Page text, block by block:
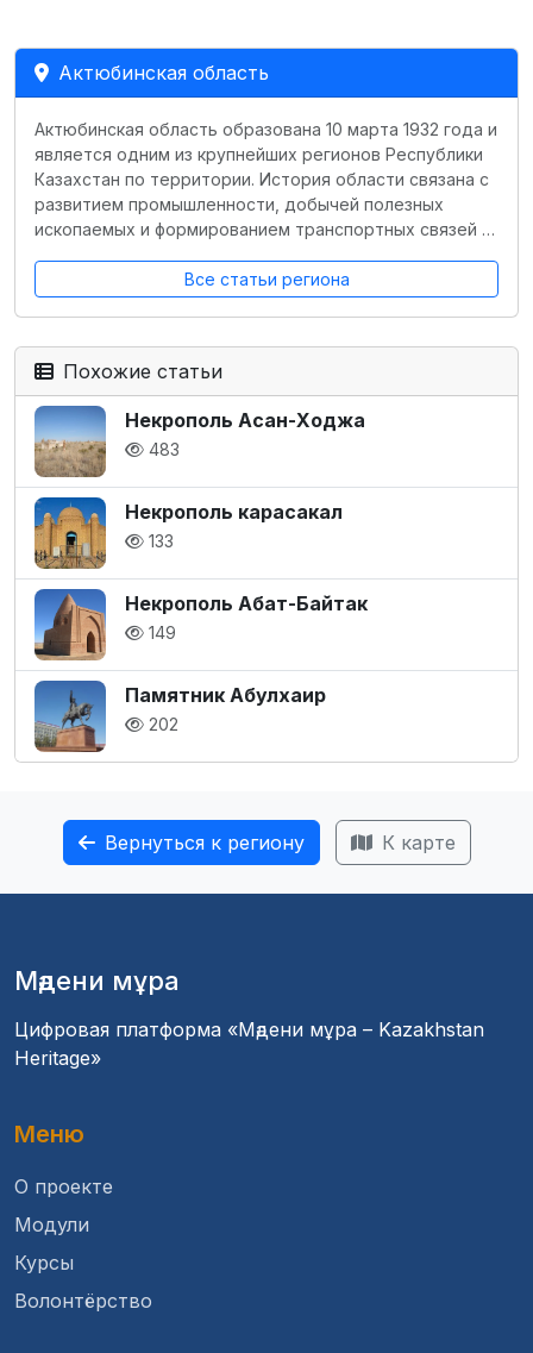
Актюбинская область
Актюбинская область образована 10 марта 1932 года и
является одним из крупнейших регионов Республики
Казахстан по территории. История области связана с
развитием промышленности, добычей полезных
ископаемых и формированием транспортных связей …
Все статьи региона
Похожие статьи
Некрополь Асан-Ходжа
483
Некрополь карасакал
133
Некрополь Абат-Байтак
149
Памятник Абулхаир
202
Вернуться к региону К карте
Мәдени мұра
Цифровая платформа «Мәдени мұра – Kazakhstan
Heritage»
Меню
О проекте
Модули
Курсы
Волонтёрство